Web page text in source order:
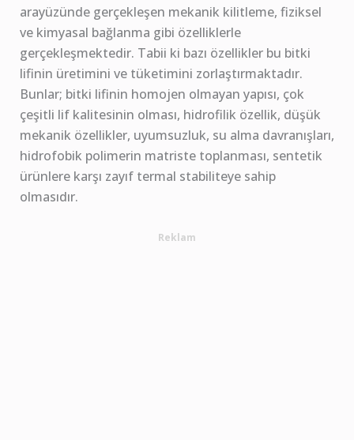
arayüzünde gerçekleşen mekanik kilitleme, fiziksel
ve kimyasal bağlanma gibi özelliklerle
gerçekleşmektedir. Tabii ki bazı özellikler bu bitki
lifinin üretimini ve tüketimini zorlaştırmaktadır.
Bunlar; bitki lifinin homojen olmayan yapısı, çok
çeşitli lif kalitesinin olması, hidrofilik özellik, düşük
mekanik özellikler, uyumsuzluk, su alma davranışları,
hidrofobik polimerin matriste toplanması, sentetik
ürünlere karşı zayıf termal stabiliteye sahip
olmasıdır.
Reklam